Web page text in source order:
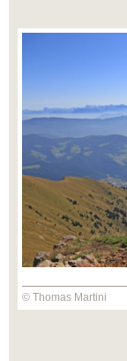
© Thomas Martini